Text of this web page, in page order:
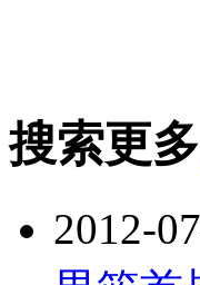
搜索更多
2012-